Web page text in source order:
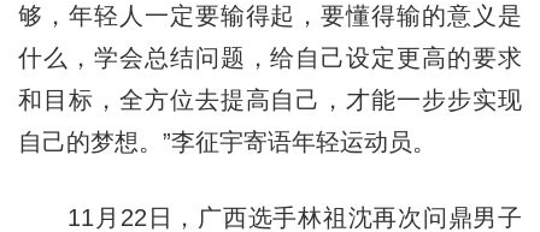
够，年轻人一定要输得起，要懂得输的意义是
什么，学会总结问题，给自己设定更高的要求
和目标，全方位去提高自己，才能一步步实现
自己的梦想。”李征宇寄语年轻运动员。
11月22日，广西选手林祖沈再次问鼎男子